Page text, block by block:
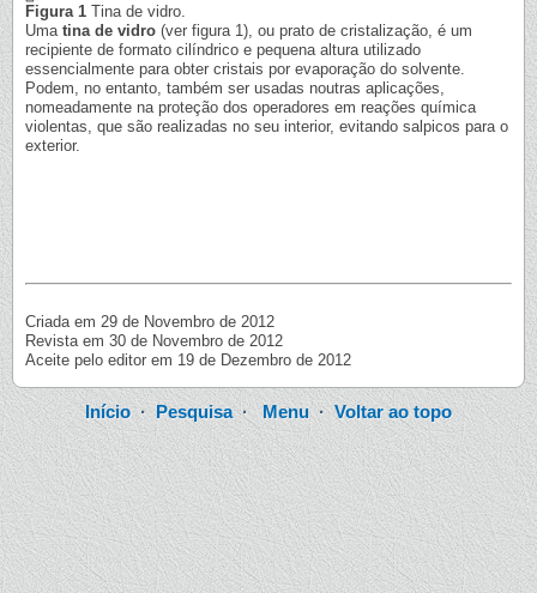
Figura 1 Tina de vidro.
Uma tina de vidro (ver figura 1), ou prato de cristalização, é um
recipiente de formato cilíndrico e pequena altura utilizado
essencialmente para obter cristais por evaporação do solvente.
Podem, no entanto, também ser usadas noutras aplicações,
nomeadamente na proteção dos operadores em reações química
violentas, que são realizadas no seu interior, evitando salpicos para o
exterior.
Criada em 29 de Novembro de 2012
Revista em 30 de Novembro de 2012
Aceite pelo editor em 19 de Dezembro de 2012
Início·Pesquisa·Menu·Voltar ao topo